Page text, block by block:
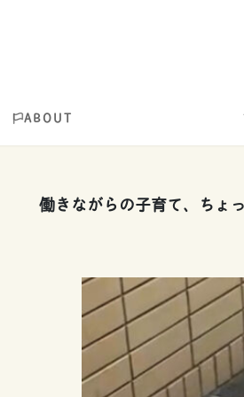
ABOUT
働きながらの子育て、ち